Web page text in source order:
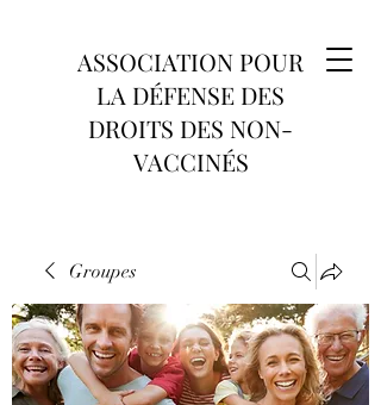
ASSOCIATION POUR
LA DÉFENSE DES
DROITS DES NON-
VACCINÉS
Groupes